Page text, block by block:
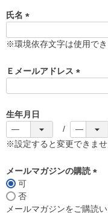
氏名
必
)
※環境依存文字は使用で
Ｅメールアドレス
)
生年月日
※設定すると変更できま
メールマガジンの購読
可
否
メールマガジンをご購読